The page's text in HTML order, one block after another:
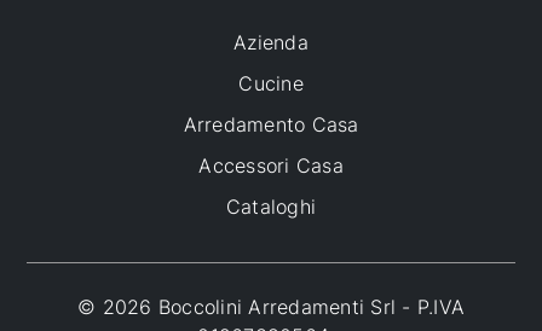
Azienda
Cucine
Arredamento Casa
Accessori Casa
Cataloghi
© 2026 Boccolini Arredamenti Srl - P.IVA